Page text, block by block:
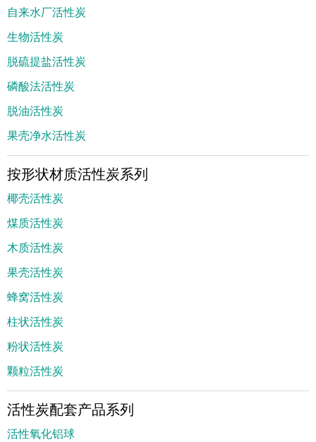
自来水厂活性炭
生物活性炭
脱硫提盐活性炭
磷酸法活性炭
脱油活性炭
果壳净水活性炭
按形状材质活性炭系列
椰壳活性炭
煤质活性炭
木质活性炭
果壳活性炭
蜂窝活性炭
柱状活性炭
粉状活性炭
颗粒活性炭
活性炭配套产品系列
活性氧化铝球